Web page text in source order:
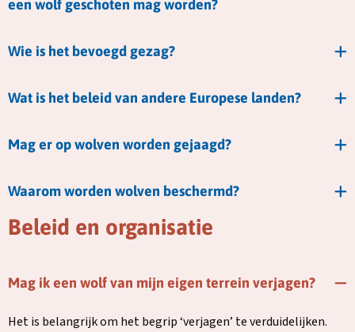
een wolf geschoten mag worden?
Wie is het bevoegd gezag?
Wat is het beleid van andere Europese landen?
Mag er op wolven worden gejaagd?
Waarom worden wolven beschermd?
Beleid en organisatie
Mag ik een wolf van mijn eigen terrein verjagen?
Het is belangrijk om het begrip ‘verjagen’ te verduidelijken.